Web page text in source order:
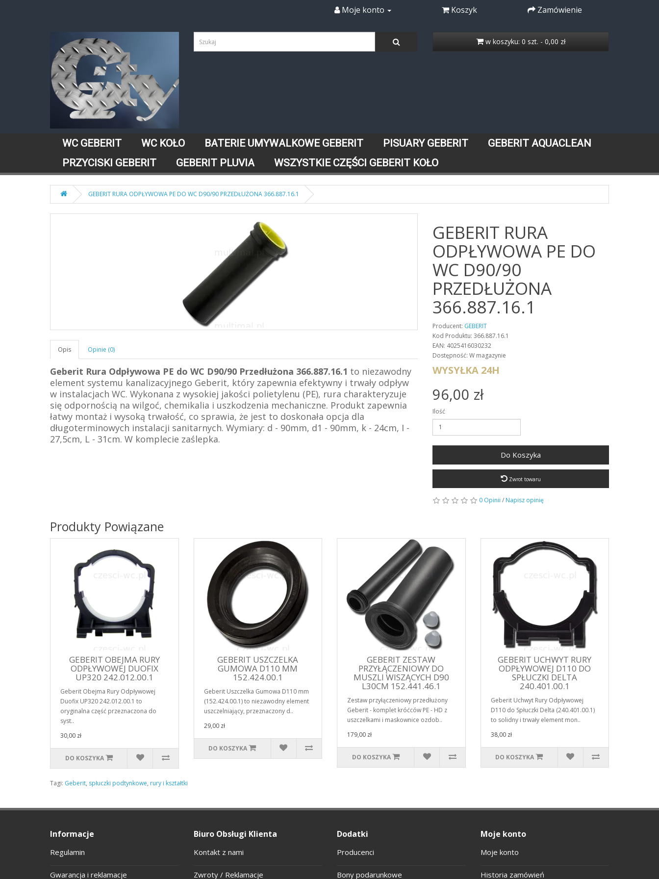
Moje konto Koszyk Zamówienie
w koszyku: 0 szt. - 0,00 zł
WC GEBERIT WC KOŁO BATERIE UMYWALKOWE GEBERIT PISUARY GEBERIT
GEBERIT AQUACLEAN
PRZYCISKI GEBERIT
GEBERIT PLUVIA WSZYSTKIE CZĘŚCI GEBERIT KOŁO
GEBERIT RURA ODPŁYWOWA PE DO WC D90/90 PRZEDŁUŻONA 366.887.16.1
Opis Opinie (0)
Geberit Rura Odpływowa PE do WC D90/90 Przedłużona 366.887.16.1 to niezawodny
element systemu kanalizacyjnego Geberit, który zapewnia efektywny i trwały odpływ
w instalacjach WC. Wykonana z wysokiej jakości polietylenu (PE), rura charakteryzuje
się odpornością na wilgoć, chemikalia i uszkodzenia mechaniczne. Produkt zapewnia
łatwy montaż i wysoką trwałość, co sprawia, że jest to doskonała opcja dla
długoterminowych instalacji sanitarnych. Wymiary: d - 90mm, d1 - 90mm, k - 24cm, I -
27,5cm, L - 31cm. W komplecie zaślepka.
GEBERIT RURA
ODPŁYWOWA PE DO
WC D90/90
PRZEDŁUŻONA
366.887.16.1
Producent: GEBERIT
Kod Produktu: 366.887.16.1
EAN: 4025416030232
Dostępność: W magazynie
WYSYŁKA 24H
96,00 zł
Ilość
Do Koszyka
Zwrot towaru
0 Opinii / Napisz opinię
Produkty Powiązane
GEBERIT OBEJMA RURY
ODPŁYWOWEJ DUOFIX
UP320 242.012.00.1
Geberit Obejma Rury Odpływowej
Duofix UP320 242.012.00.1 to
oryginalna część przeznaczona do
syst..
30,00 zł
DO KOSZYKA
GEBERIT USZCZELKA
GUMOWA D110 MM
152.424.00.1
Geberit Uszczelka Gumowa D110 mm
(152.424.00.1) to niezawodny element
uszczelniający, przeznaczony d..
29,00 zł
DO KOSZYKA
GEBERIT ZESTAW
PRZYŁĄCZENIOWY DO
MUSZLI WISZĄCYCH D90
L30CM 152.441.46.1
Zestaw przyłączeniowy przedłużony
Geberit - komplet króćców PE - HD z
uszczelkami i maskownice ozdob..
179,00 zł
DO KOSZYKA
GEBERIT UCHWYT RURY
ODPŁYWOWEJ D110 DO
SPŁUCZKI DELTA
240.401.00.1
Geberit Uchwyt Rury Odpływowej
D110 do Spłuczki Delta (240.401.00.1)
to solidny i trwały element mon..
38,00 zł
DO KOSZYKA
Tagi: Geberit, spłuczki podtynkowe, rury i kształtki
Informacje
Regulamin
Gwarancja i reklamacje
Biuro Obsługi Klienta
Kontakt z nami
Zwroty / Reklamacje
Dodatki
Producenci
Bony podarunkowe
Moje konto
Moje konto
Historia zamówień